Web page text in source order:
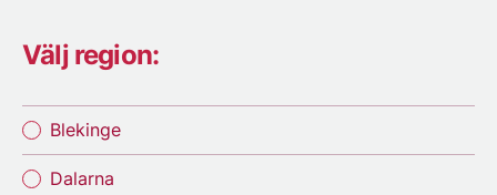
Välj region:
Blekinge
Dalarna